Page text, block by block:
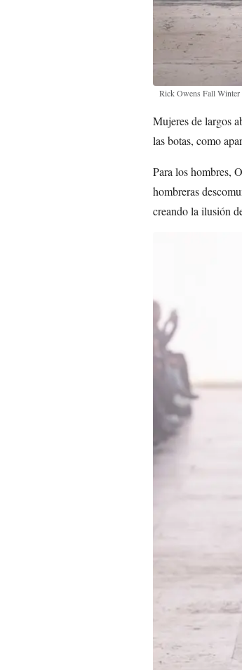
Rick Owens Fall Winter
Mujeres de largos
las botas, como
Para los hombres,
hombreras
creando la ilusión